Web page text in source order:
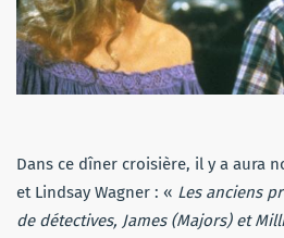
Dans ce dîner croisière, il y a aura
et Lindsay Wagner : « Les anciens
de détectives, James (Majors) et